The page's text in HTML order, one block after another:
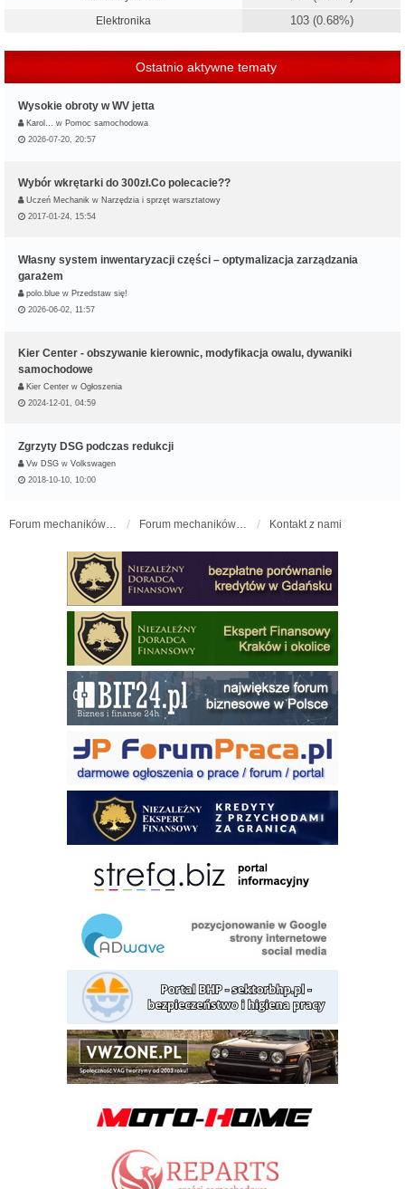
Elektronika 103 (0.68%)
Ostatnio aktywne tematy
Wysokie obroty w WV jetta
Karol… w Pomoc samochodowa
2026-07-20, 20:57
Wybór wkrętarki do 300zł.Co polecacie??
Uczeń Mechanik w Narzędzia i sprzęt warsztatowy
2017-01-24, 15:54
Własny system inwentaryzacji części – optymalizacja zarządzania
garażem
polo.blue w Przedstaw się!
2026-06-02, 11:57
Kier Center - obszywanie kierownic, modyfikacja owalu, dywaniki
samochodowe
Kier Center w Ogłoszenia
2024-12-01, 04:59
Zgrzyty DSG podczas redukcji
Vw DSG w Volkswagen
2018-10-10, 10:00
Forum mechaników samochodowych - forum-mechaniczne.pl Forum mechaników samochodowych Kontakt z nami